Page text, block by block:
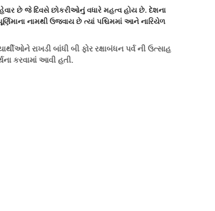
છે જે દિવસે છોકરીઓનું વધારે મહત્વ હોય છે. દેશના
નામથી ઉજવાય છે ત્યાં પશ્ચિમમાં આને નારિયેળ
રાખડી બાંધી બી ફોર રક્ષાબંધન પર્વ ની ઉત્સાહ
કરવામાં આવી હતી.